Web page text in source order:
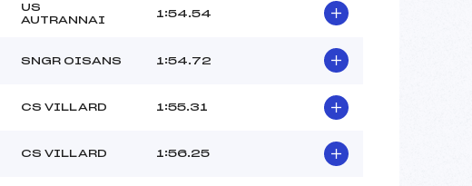
US
AUTRANNAI
1:54.54
SNGR OISANS 1:54.72
CS VILLARD 1:55.31
CS VILLARD 1:56.25